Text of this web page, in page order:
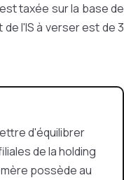
taxée sur la base de
de l'IS à verser est de 3
d'équilibrer
de la holding
possède au